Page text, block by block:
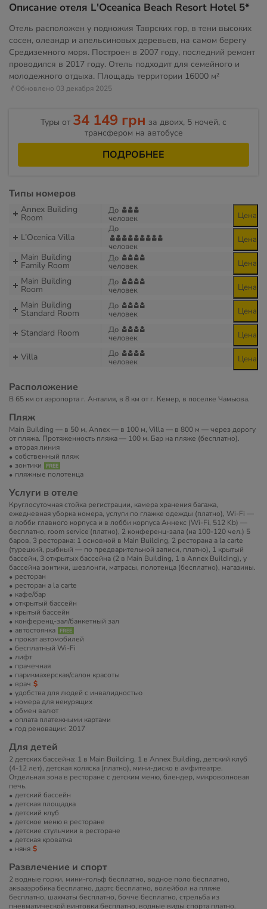
Описание отеля L'Oceanica Beach Resort Hotel 5*
Отель расположен у подножия Таврских гор, в тени высоких
сосен, олеандр и апельсиновых деревьев, на самом берегу
Средиземного моря. Построен в 2007 году, последний ремонт
проводился в 2017 году. Отель подходит для семейного и
молодежного отдыха. Площадь территории 16000 м²
// Обновлено 03 декабря 2025
Туры от 34 149 грн за двоих, 5 ночей, с
трансфером на автобусе
ПОДРОБНЕЕ
Типы номеров
Annex Building
Room
До
человек Цена
L’Ocenica Villa
До
человек
Цена
Main Building
Family Room
До
человек Цена
Main Building
Room
До
человек Цена
Main Building
Standard Room
До
человек Цена
Standard Room До
человек Цена
Villa До
человек Цена
Расположение
В 65 км от аэропорта г. Анталия, в 8 км от г. Кемер, в поселке Чамьюва.
Пляж
Main Building — в 50 м, Annex — в 100 м, Villa — в 800 м — через дорогу
от пляжа. Протяженность пляжа — 100 м. Бар на пляже (бесплатно).
вторая линия
собственный пляж
зонтики
пляжные полотенца
Услуги в отеле
Круглосуточная стойка регистрации, камера хранения багажа,
ежедневная уборка номера, услуги по глажке одежды (платно), Wi-Fi —
в лобби главного корпуса и в лобби корпуса Аннекс (Wi-Fi, 512 Kb) —
бесплатно, room service (платно), 2 конференц-зала (на 100-120 чел.) 5
баров, 3 ресторана: 1 основной в Main Building, 2 ресторана a la carte
(турецкий, рыбный — по предварительной записи, платно), 1 крытый
бассейн, 3 открытых бассейна (2 в Main Building, 1 в Annex Building), у
бассейна зонтики, шезлонги, матрасы, полотенца (бесплатно), магазины.
ресторан
ресторан a la carte
кафе/бар
открытый бассейн
крытый бассейн
конференц-зал/банкетный зал
автостоянка
прокат автомобилей
бесплатный Wi-Fi
лифт
прачечная
парикмахерская/салон красоты
врач
удобства для людей с инвалидностью
номера для некурящих
обмен валют
оплата платежными картами
год реновации: 2017
Для детей
2 детских бассейна: 1 в Main Building, 1 в Annex Building, детский клуб
(4-12 лет), детская коляска (платно), мини-диско в амфитеатре.
Отдельная зона в ресторане с детским меню, блендер, микроволновая
печь.
детский бассейн
детская площадка
детский клуб
детское меню в ресторане
детские стульчики в ресторане
детская кроватка
няня
Развлечение и спорт
2 водные горки, мини-гольф бесплатно, водное поло бесплатно,
аквааэробика бесплатно, дартс бесплатно, волейбол на пляже
бесплатно, шахматы бесплатно, бочче бесплатно, стрельба из
пневматической винтовки бесплатно, водные виды спорта платно.